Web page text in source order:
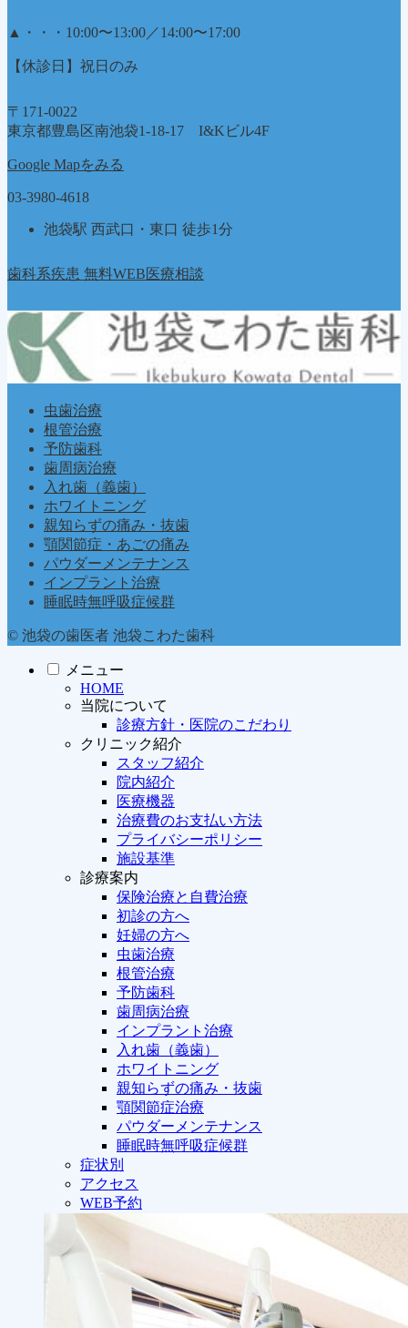
▲ ・・・10:00〜13:00／14:00〜17:00
【休診日】祝日のみ
〒171-0022
東京都豊島区南池袋1-18-17 I&Kビル4F
Google Mapをみる
03-3980-4618
池袋駅 西武口・東口 徒歩1分
歯科系疾患 無料WEB医療相談
虫歯治療
根管治療
予防歯科
歯周病治療
入れ歯（義歯）
ホワイトニング
親知らずの痛み・抜歯
顎関節症・あごの痛み
パウダーメンテナンス
インプラント治療
睡眠時無呼吸症候群
© 池袋の歯医者 池袋こわた歯科
メニュー
HOME
当院について
診療方針・医院のこだわり
クリニック紹介
スタッフ紹介
院内紹介
医療機器
治療費のお支払い方法
プライバシーポリシー
施設基準
診療案内
保険治療と自費治療
初診の方へ
妊婦の方へ
虫歯治療
根管治療
予防歯科
歯周病治療
インプラント治療
入れ歯（義歯）
ホワイトニング
親知らずの痛み・抜歯
顎関節症治療
パウダーメンテナンス
睡眠時無呼吸症候群
症状別
アクセス
WEB予約